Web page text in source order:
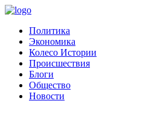
Политика
Экономика
Колесо Истории
Происшествия
Блоги
Общество
Новости